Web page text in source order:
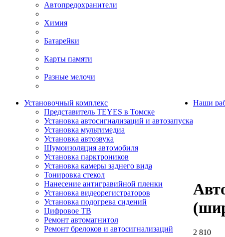
Автопредохранители
Химия
Батарейки
Карты памяти
Разные мелочи
Установочный комплекс
Представитель TEYES в Томске
Установка автосигнализаций и автозапуска
Установка мультимедиа
Установка автозвука
Шумоизоляция автомобиля
Установка парктроников
Установка камеры заднего вида
Тонировка стекол
Нанесение антигравийной пленки
Установка видеорегистраторов
Установка подогрева сидений
Цифровое ТВ
Ремонт автомагнитол
Ремонт брелоков и автосигнализаций
Наши
2 810